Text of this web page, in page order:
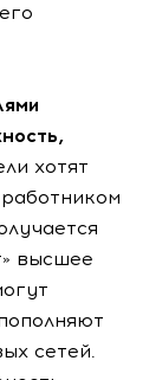
хотят
высшее
сетей.